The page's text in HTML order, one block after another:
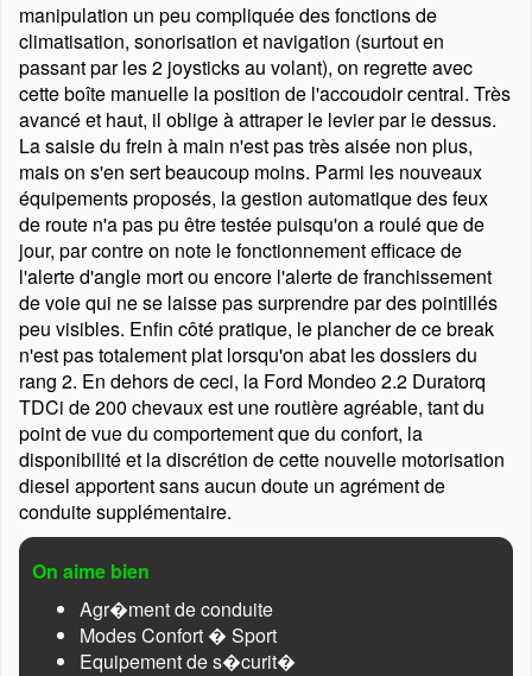
manipulation un peu compliquée des fonctions de
climatisation, sonorisation et navigation (surtout en
passant par les 2 joysticks au volant), on regrette avec
cette boîte manuelle la position de l'accoudoir central. Très
avancé et haut, il oblige à attraper le levier par le dessus.
La saisie du frein à main n'est pas très aisée non plus,
mais on s'en sert beaucoup moins. Parmi les nouveaux
équipements proposés, la gestion automatique des feux
de route n'a pas pu être testée puisqu'on a roulé que de
jour, par contre on note le fonctionnement efficace de
l'alerte d'angle mort ou encore l'alerte de franchissement
de voie qui ne se laisse pas surprendre par des pointillés
peu visibles. Enfin côté pratique, le plancher de ce break
n'est pas totalement plat lorsqu'on abat les dossiers du
rang 2. En dehors de ceci, la Ford Mondeo 2.2 Duratorq
TDCi de 200 chevaux est une routière agréable, tant du
point de vue du comportement que du confort, la
disponibilité et la discrétion de cette nouvelle motorisation
diesel apportent sans aucun doute un agrément de
conduite supplémentaire.
On aime bien
Agr�ment de conduite
Modes Confort � Sport
Equipement de s�curit�